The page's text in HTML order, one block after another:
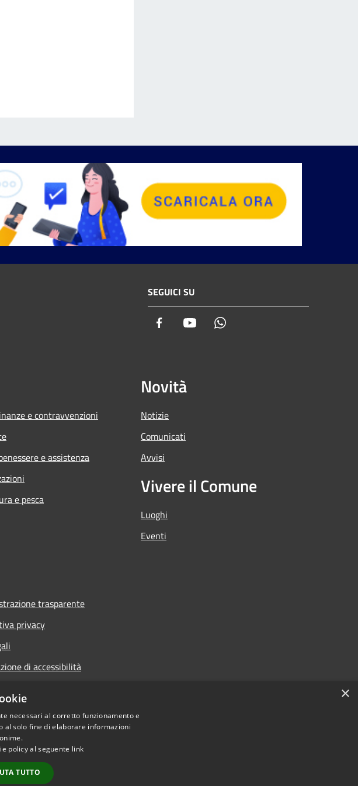
SEGUICI SU
Facebook Youtube
e contravvenzioni
e assistenza
e pesca
Novità
Notizie
Comunicati
Avvisi
Vivere il Comune
Luoghi
Eventi
trasparente
privacy
di accessibilità
×
necessari al corretto funzionamento e
al solo fine di elaborare informazioni
policy al seguente link
TUTTO